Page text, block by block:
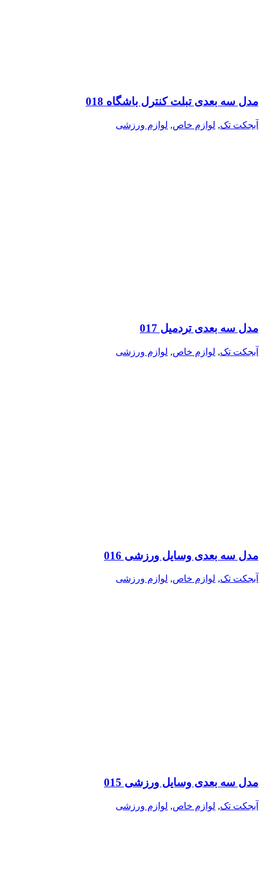
مدل سه بعدی تبلت کنترل باشگاه 018
آبجکت تک, لوازم خاص, لوازم ورزشی
مدل سه بعدی تردمیل 017
آبجکت تک, لوازم خاص, لوازم ورزشی
مدل سه بعدی وسایل ورزشی 016
آبجکت تک, لوازم خاص, لوازم ورزشی
مدل سه بعدی وسایل ورزشی 015
آبجکت تک, لوازم خاص, لوازم ورزشی